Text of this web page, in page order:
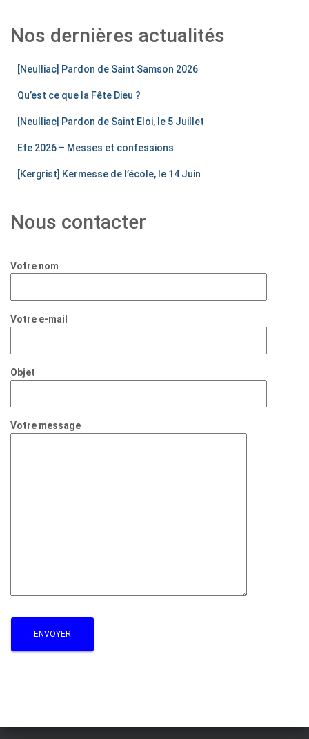
Nos dernières actualités
[Neulliac] Pardon de Saint Samson 2026
Qu’est ce que la Fête Dieu ?
[Neulliac] Pardon de Saint Eloi, le 5 Juillet
Ete 2026 – Messes et confessions
[Kergrist] Kermesse de l’école, le 14 Juin
Nous contacter
Votre nom
Votre e-mail
Objet
Votre message